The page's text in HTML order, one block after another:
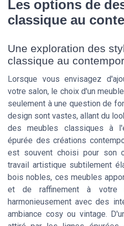
Les options de
classique au
Une exploration des
classique au
Lorsque vous envisagez
votre salon, le choix d'un
seulement à une question de
design sont vastes, allant du
des meubles classiques à
épurée des créations
est souvent choisi pour son
travail artistique subtilement
bois nobles, ces meubles
et de raffinement à votre
harmonieusement avec des
ambiance cosy ou vintage.